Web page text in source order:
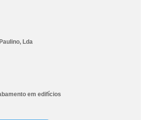
Lda
em edifícios